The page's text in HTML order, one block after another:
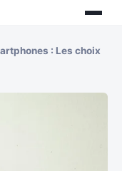
: Les choix